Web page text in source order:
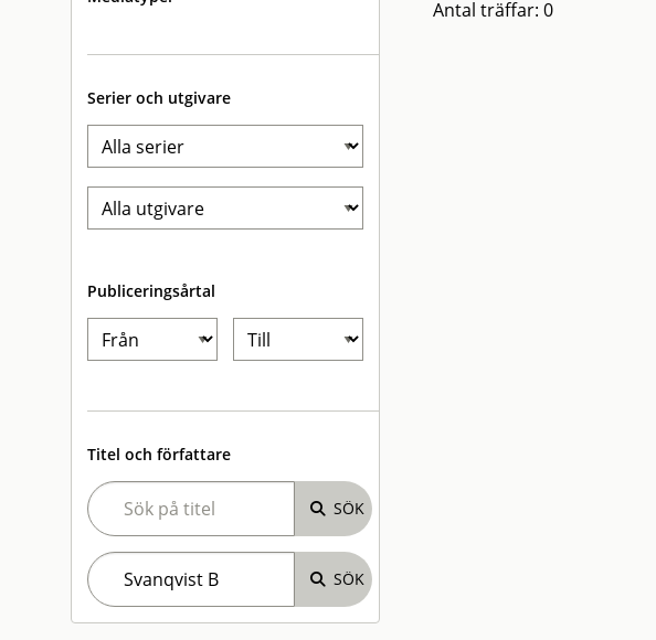
Serier och utgivare
Publiceringsårtal
Titel och författare
Antal träffar: 0